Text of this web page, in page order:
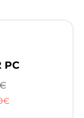
PC